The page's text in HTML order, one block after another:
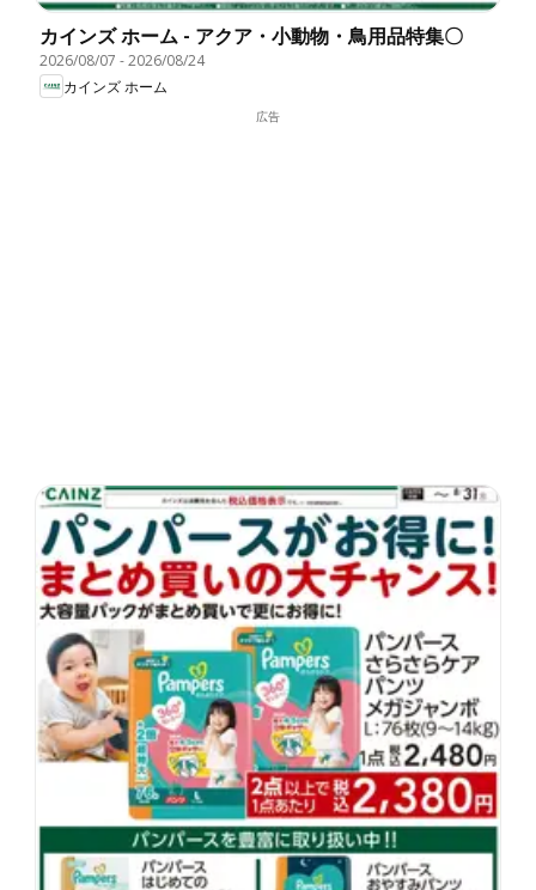
カインズ ホーム - アクア・小動物・鳥用品特集〇
2026/08/07 -2026/08/24
カインズ ホーム
広告